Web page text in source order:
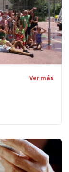
Ver más